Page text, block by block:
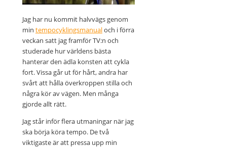
Jag har nu kommit halvvägs genom
min tempocyklingsmanualoch i förra
veckan satt jag framför TV:n och
studerade hur världens bästa
hanterar den ädla konsten att cykla
fort. Vissa går ut för hårt, andra har
svårt att hålla överkroppen stilla och
några kör av vägen. Men många
gjorde allt rätt.
Jag står inför flera utmaningar när jag
ska börja köra tempo. De två
viktigaste är att pressa upp min